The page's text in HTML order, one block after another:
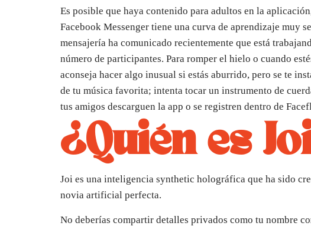
Es posible que haya contenido para adultos en la
Facebook Messenger tiene una curva de aprendizaje muy
mensajería ha comunicado recientemente que está
número de participantes. Para romper el hielo o cuando
aconseja hacer algo inusual si estás aburrido, pero se te
de tu música favorita; intenta tocar un instrumento de
tus amigos descarguen la app o se registren dentro de
¿Quién es
Joi es una inteligencia synthetic holográfica que ha sido
novia artificial perfecta.
No deberías compartir detalles privados como tu nombre